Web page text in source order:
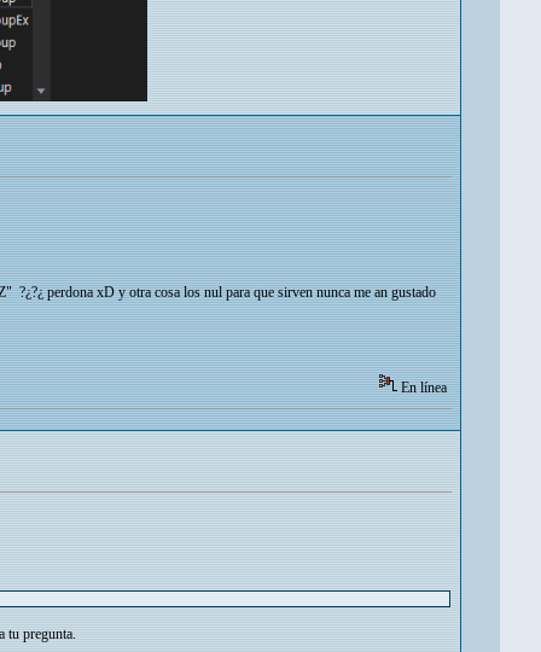
perdona xD y otra cosa los nul para que sirven nunca me an gustado
En línea
a tu pregunta.